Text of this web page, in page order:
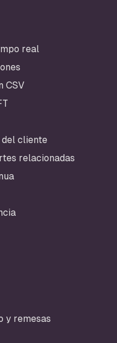
real
CSV
del cliente
relacionadas
y remesas